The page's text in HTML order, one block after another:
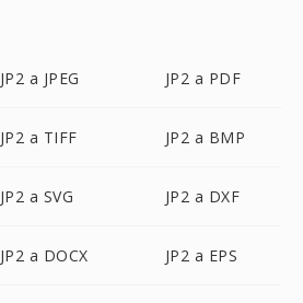
JP2 a JPEG JP2 a PDF
JP2 a TIFF JP2 a BMP
JP2 a SVG JP2 a DXF
JP2 a DOCX JP2 a EPS